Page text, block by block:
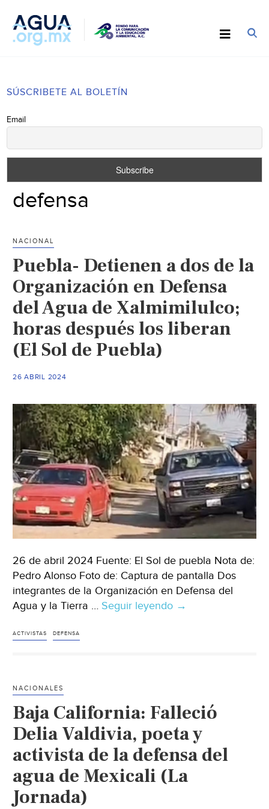
SÚSCRIBETE AL BOLETÍN
Email
defensa
NACIONAL
Puebla- Detienen a dos de la
Organización en Defensa
del Agua de Xalmimilulco;
horas después los liberan
(El Sol de Puebla)
26 ABRIL 2024
26 de abril 2024 Fuente: El Sol de puebla Nota de:
Pedro Alonso Foto de: Captura de pantalla Dos
integrantes de la Organización en Defensa del
Agua y la Tierra … Seguir leyendo Puebla-
en
Defensa
del
Agua
de
→
ACTIVISTAS DEFENSA
NACIONALES
Baja California: Falleció
Delia Valdivia, poeta y
activista de la defensa del
agua de Mexicali (La
Jornada)